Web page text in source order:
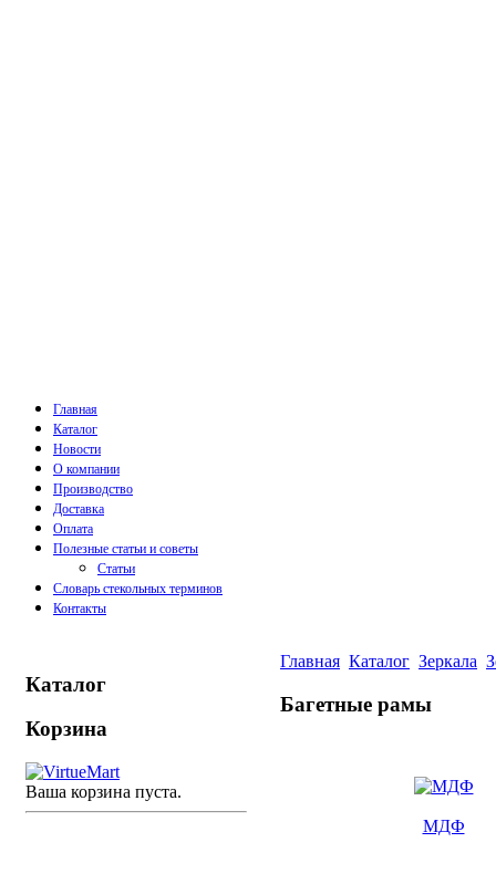
Главная
Каталог
Новости
О компании
Производство
Доставка
Оплата
Полезные статьи и советы
Статьи
Словарь стекольных терминов
Контакты
Каталог
Корзина
Ваша корзина пуста.
Главная Каталог Зеркала
Багетные рамы
МДФ